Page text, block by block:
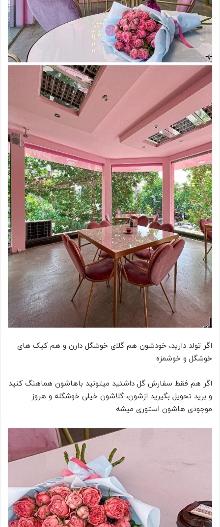
اگر تولد دارید، خودشون هم گلای خوشگل دارن و هم کیک های
خوشگل و خوشمزه
اگر هم فقط سفارش گل داشتید میتونید باهاشون هماهنگ کنید
و برید تحویل بگیرید ازشون، گلاشون خیلی خوشگله و هروز
موجودی هاشون استوری میشه